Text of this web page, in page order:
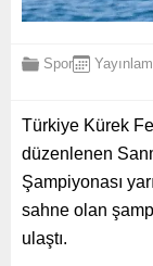
Spor
Türkiye Kürek
düzenlenen
Şampiyonası
sahne olan
ulaştı.